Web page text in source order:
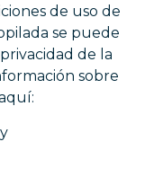
de uso de
se puede
de la
sobre